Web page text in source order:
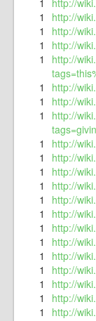
1
http://
1
http://
1
http://
1
http://
1
http://
1
http://
1
http://
1
http://
1
http://
1
http://
1
http://
1
http://
1
http://
1
http://
1
http://
1
http://
1
http://
1
http://
1
http://
1
http://
1
http://